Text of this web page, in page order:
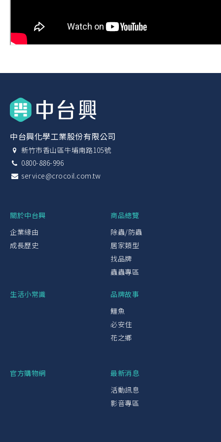
中台興化學工業股份有限公司
新竹市香山區牛埔南路105號
0800-886-996
service@crocoil.com.tw
關於中台興
企業緣由
成長歷史
商品總覽
除蟲/防蟲
居家類型
找品牌
蟲蟲專區
生活小常識
品牌故事
鱷魚
必安住
花之鄉
官方購物網
最新消息
活動訊息
影音專區